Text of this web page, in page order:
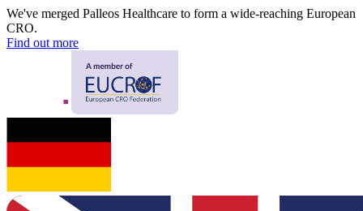
We've merged Palleos Healthcare to form a wide-reaching European
CRO.
Find out more